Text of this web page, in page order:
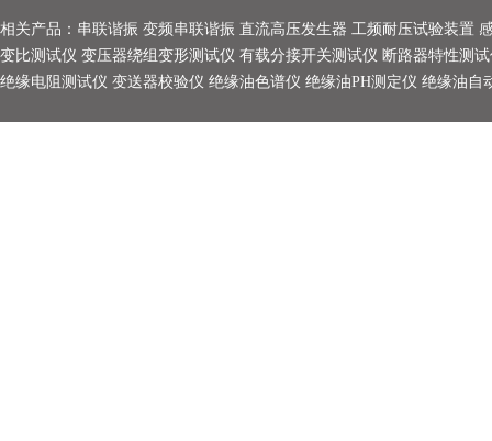
相关产品： 串联谐振 变频串联谐振 直流高压发生器 工频耐压试验装置
变比测试仪 变压器绕组变形测试仪 有载分接开关测试仪 断路器特性测
绝缘电阻测试仪 变送器校验仪 绝缘油色谱仪 绝缘油PH测定仪 绝缘油自